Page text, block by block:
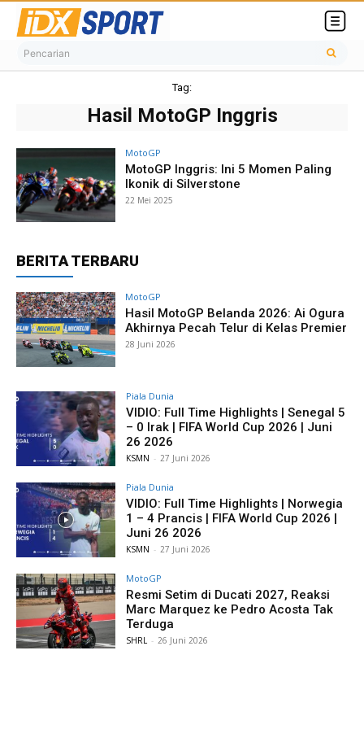
Pencarian
Tag:
Hasil MotoGP Inggris
MotoGP
MotoGP Inggris: Ini 5 Momen Paling
Ikonik di Silverstone
22 Mei 2025
BERITA TERBARU
MotoGP
Hasil MotoGP Belanda 2026: Ai Ogura
Akhirnya Pecah Telur di Kelas Premier
28 Juni 2026
Piala Dunia
VIDIO: Full Time Highlights | Senegal 5
– 0 Irak | FIFA World Cup 2026 | Juni
26 2026
KSMN - 27 Juni 2026
Piala Dunia
VIDIO: Full Time Highlights | Norwegia
1 – 4 Prancis | FIFA World Cup 2026 |
Juni 26 2026
KSMN - 27 Juni 2026
MotoGP
Resmi Setim di Ducati 2027, Reaksi
Marc Marquez ke Pedro Acosta Tak
Terduga
SHRL - 26 Juni 2026